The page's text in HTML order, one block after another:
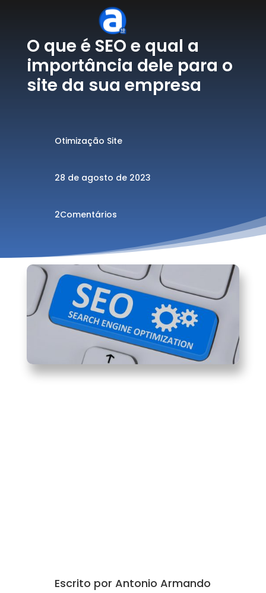
O que é SEO e qual a
importância dele para o
site da sua empresa
Otimização Site
28 de agosto de 2023
2Comentários
Escrito por Antonio Armando